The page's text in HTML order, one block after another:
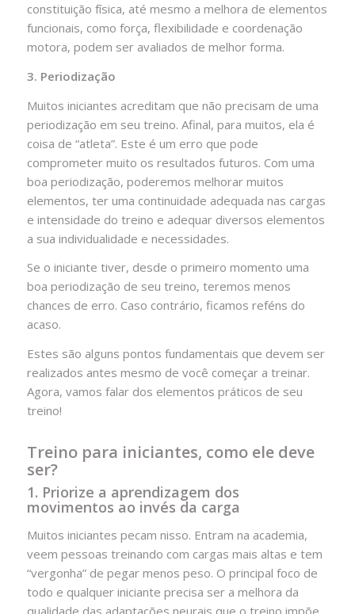
constituição física, até mesmo a melhora de elementos
funcionais, como força, flexibilidade e coordenação
motora, podem ser avaliados de melhor forma.
3. Periodização
Muitos iniciantes acreditam que não precisam de uma
periodização em seu treino. Afinal, para muitos, ela é
coisa de “atleta”. Este é um erro que pode
comprometer muito os resultados futuros. Com uma
boa periodização, poderemos melhorar muitos
elementos, ter uma continuidade adequada nas cargas
e intensidade do treino e adequar diversos elementos
a sua individualidade e necessidades.
Se o iniciante tiver, desde o primeiro momento uma
boa periodização de seu treino, teremos menos
chances de erro. Caso contrário, ficamos reféns do
acaso.
Estes são alguns pontos fundamentais que devem ser
realizados antes mesmo de você começar a treinar.
Agora, vamos falar dos elementos práticos de seu
treino!
Treino para iniciantes, como ele deve
ser?
1. Priorize a aprendizagem dos
movimentos ao invés da carga
Muitos iniciantes pecam nisso. Entram na academia,
veem pessoas treinando com cargas mais altas e tem
“vergonha” de pegar menos peso. O principal foco de
todo e qualquer iniciante precisa ser a melhora da
qualidade das adaptações neurais que o treino impõe.